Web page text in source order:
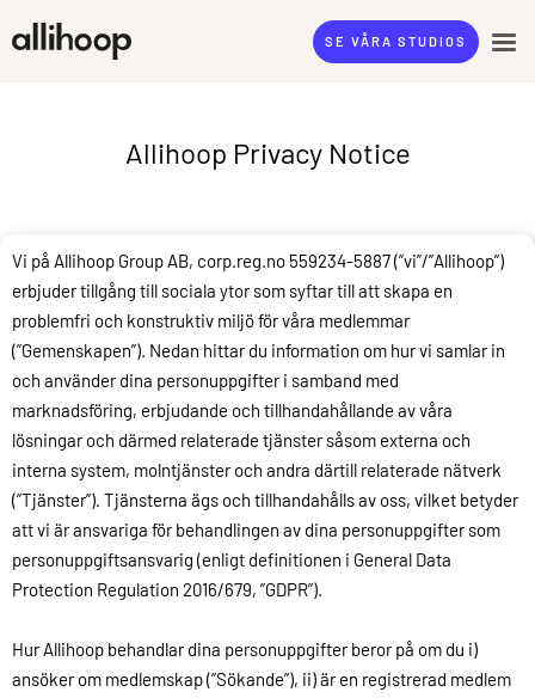
SE VÅRA STUDIOS
Allihoop Privacy Notice
Vi på Allihoop Group AB, corp.reg.no 559234-5887 (”vi”/”Allihoop”)
erbjuder tillgång till sociala ytor som syftar till att skapa en
problemfri och konstruktiv miljö för våra medlemmar
(”Gemenskapen”). Nedan hittar du information om hur vi samlar in
och använder dina personuppgifter i samband med
marknadsföring, erbjudande och tillhandahållande av våra
lösningar och därmed relaterade tjänster såsom externa och
interna system, molntjänster och andra därtill relaterade nätverk
(”Tjänster”). Tjänsterna ägs och tillhandahålls av oss, vilket betyder
att vi är ansvariga för behandlingen av dina personuppgifter som
personuppgiftsansvarig (enligt definitionen i General Data
Protection Regulation 2016/679, ”GDPR”).
Hur Allihoop behandlar dina personuppgifter beror på om du i)
ansöker om medlemskap (”Sökande”), ii) är en registrerad medlem